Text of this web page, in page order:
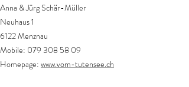
Anna & Jürg Schär-Müller
Neuhaus 1
6122 Menznau
Mobile: 079 308 58 09
Homepage: www.vom-tutensee.ch